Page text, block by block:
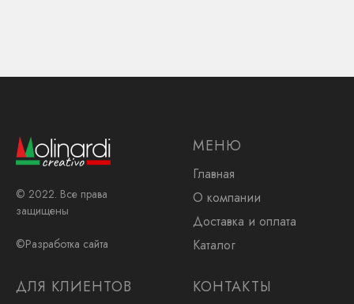
© 2022. Все права
защищены
©Разработка сайта
МЕНЮ
Главная
О компании
Доставка и оплата
Каталог
ДЛЯ КЛИЕНТОВ КОНТАКТЫ